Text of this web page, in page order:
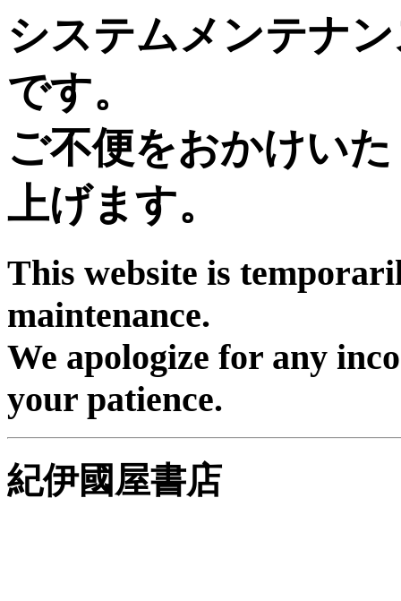
システムメンテナ
です。
ご不便をおかけい
上げます。
This website is
maintenance.
We apologize for any
your patience.
紀伊國屋書店